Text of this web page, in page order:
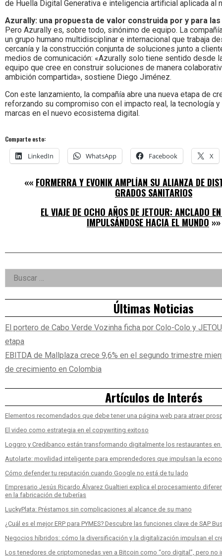
de Huella Digital Generativa e inteligencia artificial aplicada al
Azurally: una propuesta de valor construida por y para
Pero Azurally es, sobre todo, sinónimo de equipo. La
un grupo humano multidisciplinar e internacional que trabaja
cercanía y la construcción conjunta de soluciones junto a
medios de comunicación: «Azurally solo tiene sentido desde
equipo que cree en construir soluciones de manera
ambición compartida», sostiene Diego Jiménez.
Con este lanzamiento, la compañía abre una nueva etapa de
reforzando su compromiso con el impacto real, la tecnología
marcas en el nuevo ecosistema digital.
Comparte esto:
LinkedIn WhatsApp Facebook X
«« FORMERRA Y EVONIK AMPLÍAN SU ALIANZA DE
GRADOS SANITARIOS
EL VIAJE DE OCHO AÑOS DE JETOUR: ANCLADO
IMPULSÁNDOSE HACIA EL MUNDO »»
Right
Asides
Buscar:
Últimas Noticias
El portero de Cabo Verde Vozinha ficha por Colo-Colo y
etapa
EBITDA de Mallplaza crece 9,6% en el segundo trimestre
de crecimiento en Colombia
Artículos de Interés
Elementos recomendados que debe tener una página web para atraer
El video como estrategia en el copywriting exitoso
Loggro y Credibanco están transformando digitalmente los restaurantes
Autolarte: movilidad inteligente para emprendedores que impulsan la
Cómo defender tu reputación cuando Google no está de tu lado
Empresario Jesús Ricardo Álvarez Gualtieri explica el procesamiento
en la fabricación de tuberías
LuckyPlata: Préstamos sin complicaciones al alcance de su mano
¿Cuál es el mejor ERP para PYMES? Descubre las funciones clave de SAP
Negocios híbridos: cómo la diversificación y la digitalización impulsan el
Los tenedores de criptomonedas ven a Bitcoin como “oro digital”, pero no